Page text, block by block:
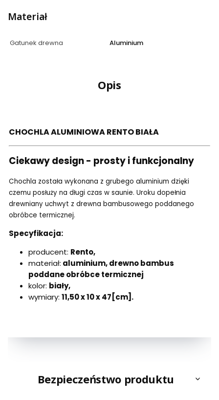
Materiał
Gatunek drewna Aluminium
Opis
CHOCHLA ALUMINIOWA RENTO BIAŁA
Ciekawy design - prosty i funkcjonalny
Chochla została wykonana z grubego aluminium dzięki
czemu posłuży na długi czas w saunie. Uroku dopełnia
drewniany uchwyt z drewna bambusowego poddanego
obróbce termicznej.
Specyfikacja:
producent: Rento,
materiał: aluminium, drewno bambus
poddane obróbce termicznej
kolor: biały,
wymiary: 11,50 x 10 x 47[cm].
Bezpieczeństwo produktu